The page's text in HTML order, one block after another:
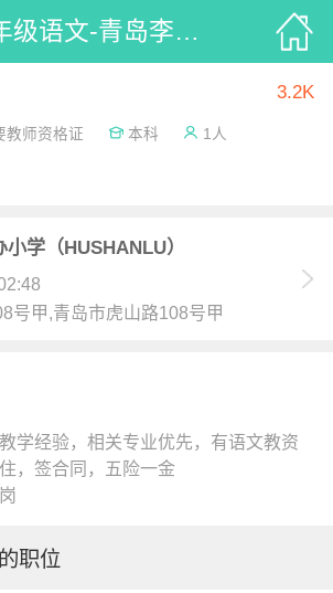
高年级语文-青岛李沧区某公办小学（HUSHANLU）_52招聘
3.2K
教师资格证 本科 1人
学（HUSHANLU）
号甲,青岛市虎山路108号甲
学经验，相关专业优先，有语文教资
，签合同，五险一金
职位